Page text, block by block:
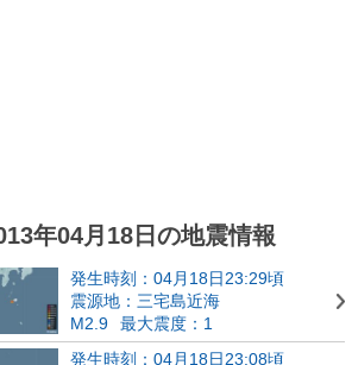
年04月18日の地震情報
発生時刻：04月18日23:29頃
震源地：三宅島近海
M2.9
最大震度：1
発生時刻：04月18日23:08頃